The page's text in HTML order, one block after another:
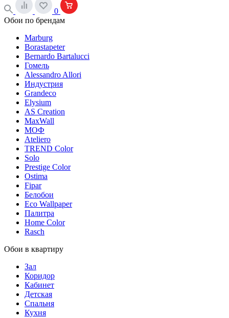
0
Обои по брендам
Marburg
Borastapeter
Bernardo Bartalucci
Гомель
Alessandro Allori
Индустрия
Grandeco
Elysium
AS Creation
MaxWall
МОФ
Ateliero
TREND Color
Solo
Prestige Color
Ostima
Fipar
Белобои
Eco Wallpaper
Палитра
Home Color
Rasch
Обои в квартиру
Зал
Коридор
Кабинет
Детская
Спальня
Кухня